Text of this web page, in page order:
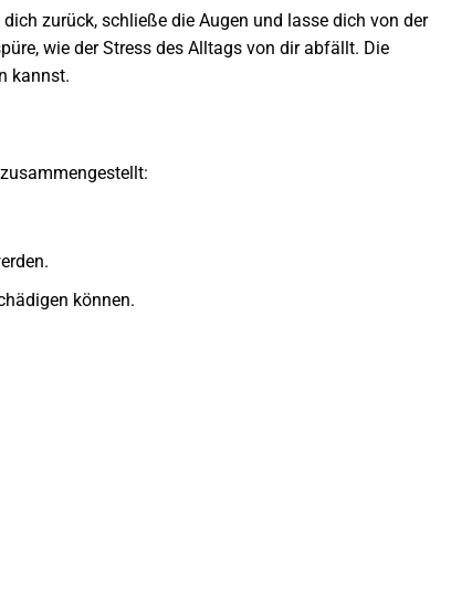
zurück, schließe die Augen und lasse dich von der
wie der Stress des Alltags von dir abfällt. Die
kannst.
können.